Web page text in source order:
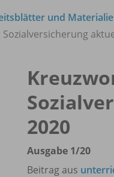
und
2020
Ausgabe 1/20
Beitrag aus